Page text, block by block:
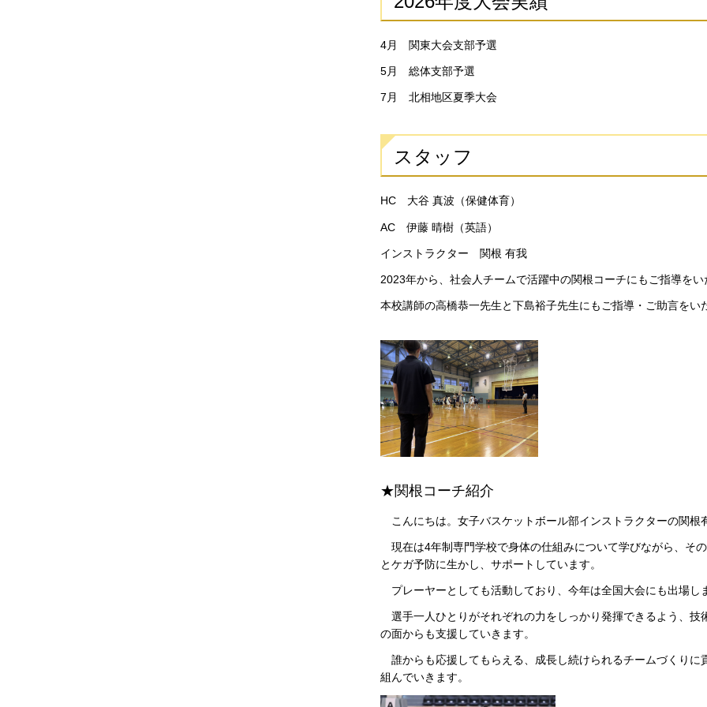
4月 関東大会支部予選
5月 総体支部予選
7月 北相地区夏季大会
スタッフ
HC 大谷 真波（保健体育）
AC 伊藤 晴樹（英語）
インストラクター 関根 有我
2023年から、社会人チームで活躍中の関根コーチにもご指導をい
本校講師の高橋恭一先生と下島裕子先生にもご指導・ご助言をい
★関根コーチ紹介
こんにちは。女子バスケットボール部インストラクターの関根
現在は4年制専門学校で身体の仕組みについて学びながら、そ
とケガ予防に生かし、サポートしています。
プレーヤーとしても活動しており、今年は全国大会にも出場し
選手一人ひとりがそれぞれの力をしっかり発揮できるよう、技
の面からも支援していきます。
誰からも応援してもらえる、成長し続けられるチームづくりに
組んでいきます。